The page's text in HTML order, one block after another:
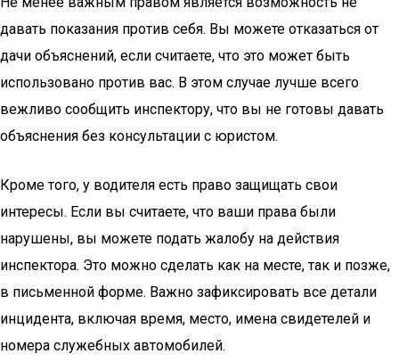
давать показания против себя. Вы можете отказаться от
дачи объяснений, если считаете, что это может быть
использовано против вас. В этом случае лучше всего
вежливо сообщить инспектору, что вы не готовы давать
объяснения без консультации с юристом.
Кроме того, у водителя есть право защищать свои
интересы. Если вы считаете, что ваши права были
нарушены, вы можете подать жалобу на действия
инспектора. Это можно сделать как на месте, так и позже,
в письменной форме. Важно зафиксировать все детали
инцидента, включая время, место, имена свидетелей и
номера служебных автомобилей.